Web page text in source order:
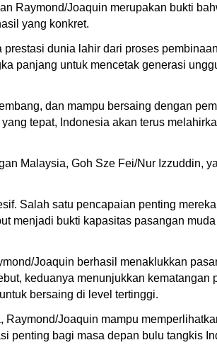
Raymond/Joaquin merupakan bukti
yang konkret.
dunia lahir dari proses
panjang untuk mencetak generasi
dan mampu bersaing dengan
tepat, Indonesia akan terus
Malaysia, Goh Sze Fei/Nur Izzuddin,
Salah satu pencapaian penting
menjadi bukti kapasitas pasangan
Joaquin berhasil menaklukkan
keduanya menunjukkan
bersaing di level tertinggi.
Joaquin mampu
penting bagi masa depan bulu tangkis